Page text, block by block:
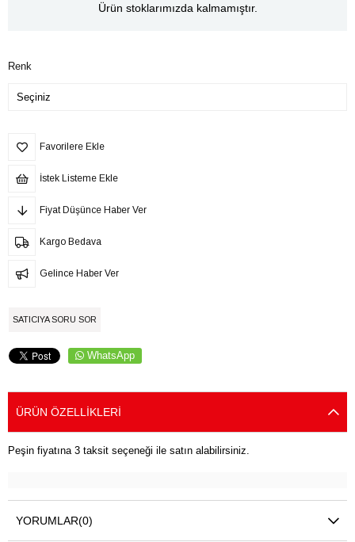
Ürün stoklarımızda kalmamıştır.
Renk
Favorilere Ekle
İstek Listeme Ekle
Fiyat Düşünce Haber Ver
Kargo Bedava
Gelince Haber Ver
SATICIYA SORU SOR
WhatsApp
ÜRÜN ÖZELLIKLERI
Peşin fiyatına 3 taksit seçeneği ile satın alabilirsiniz.
YORUMLAR(0)